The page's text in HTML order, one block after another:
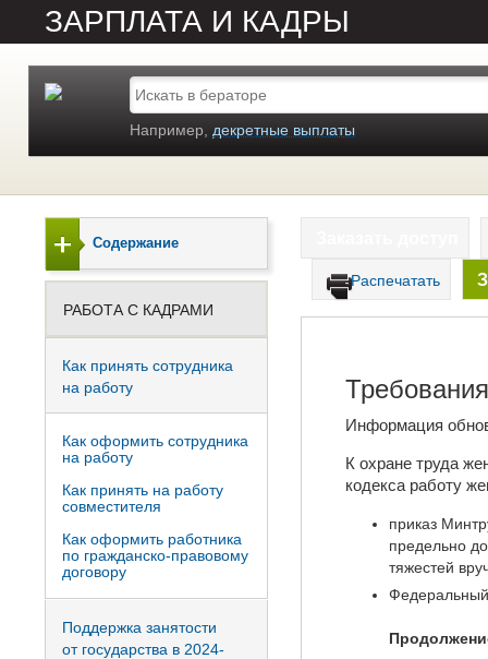
ЗАРПЛАТА И КАДРЫ
Например, декретные выплаты
Распечатать
Информация
К охране труда
кодекса работу
приказ
предельно
тяжестей
Содержание
РАБОТА С КАДРАМИ
Как принять сотрудника
на работу
Как оформить сотрудника
на работу
Как принять на работу
совместителя
Как оформить работника
по гражданско-правовому
договору
Поддержка занятости
от государства в 2024-